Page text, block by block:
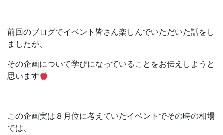
前回のブログでイベント皆さん楽しんでいただいた話をし
ましたが、
その企画について学びになっていることをお伝えしようと
思います
この企画実は８月位に考えていたイベントでその時の相場
では、